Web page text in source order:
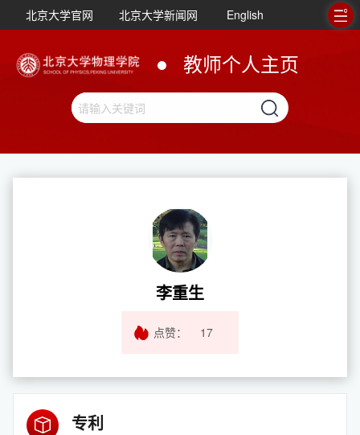
北京大学官网 北京大学新闻网 English
教师个人主页
李重生
点赞： 17
专利